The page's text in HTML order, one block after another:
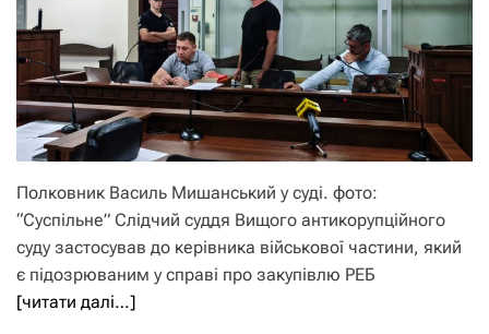
Полковник Василь Мишанський у суді. фото:
“Суспільне” Слідчий суддя Вищого антикорупційного
суду застосував до керівника військової частини, який
є підозрюваним у справі про закупівлю РЕБ
[читати далі…]